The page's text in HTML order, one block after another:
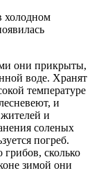
холодном
они прикрыты,
воде. Хранят
температуре
и
и
соленых
погреб.
сколько
зимой они